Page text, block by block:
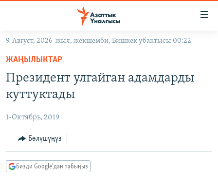
Навигацияга
өтүңүз
Издөөгө
салыңызКЫРГЫЗСТАН
ЭКОНОМИКА
МАДАНИЯТ
ДҮЙНӨ
БОРБОР АЗИЯ
УКРАИНА
АТАЙЫН ИЛИКТӨӨ
ТВ ПРОГРАММАЛАР
ЭКСПЕРТТЕР ТАЛДАЙТ
ӨЗГӨЧӨ ПИКИР
9-Август, 2026-жыл, жекшемби, Бишкек убактысы 00:22
ЖАҢЫЛЫКТАР
Президент улгайган адамдарды
куттуктады
1-Октябрь, 2019
Бөлүшүңүз
Бизди Google'дан табыңыз